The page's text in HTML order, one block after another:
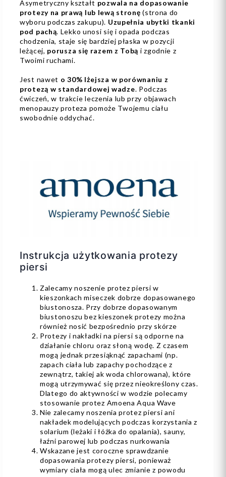
Asymetryczny kształt pozwala na dopasowanie
protezy na prawą lub lewą stronę (strona do
wyboru podczas zakupu). Uzupełnia ubytki tkanki
pod pachą. Lekko unosi się i opada podczas
chodzenia, staje się bardziej płaska w pozycji
leżącej, porusza się razem z Tobą i zgodnie z
Twoimi ruchami.
Jest nawet o 30% lżejsza w porównaniu z
protezą w standardowej wadze. Podczas
ćwiczeń, w trakcie leczenia lub przy objawach
menopauzy proteza pomoże Twojemu ciału
swobodnie oddychać.
Instrukcja użytkowania protezy
piersi
Zalecamy noszenie protez piersi w
kieszonkach miseczek dobrze dopasowanego
biustonosza. Przy dobrze dopasowanym
biustonoszu bez kieszonek protezy można
również nosić bezpośrednio przy skórze
Protezy i nakładki na piersi są odporne na
działanie chloru oraz słoną wodę. Z czasem
mogą jednak przesiąknąć zapachami (np.
zapach ciała lub zapachy pochodzące z
zewnątrz, takiej ak woda chlorowana), które
mogą utrzymywać się przez nieokreślony czas.
Dlatego do aktywności w wodzie polecamy
stosowanie protez Amoena Aqua Wave
Nie zalecamy noszenia protez piersi ani
nakładek modelujących podczas korzystania z
solarium (leżaki i łóżka do opalania), sauny,
łaźni parowej lub podczas nurkowania
Wskazane jest coroczne sprawdzanie
dopasowania protezy piersi, ponieważ
wymiary ciała mogą ulec zmianie z powodu